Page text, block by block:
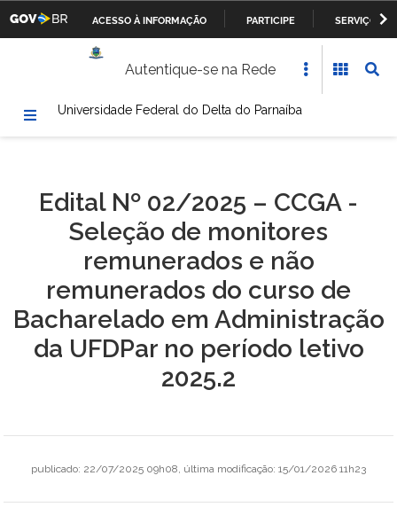
PARA
CONTEÚDO
ACESSO À INFORMAÇÃO PARTICIPE
SERVIÇOS
Ministério da Defesa
Ministério da Fazenda
Ministério dos Transportes, Portos e Aviação Civil
Ministério da Agricultura, Pecuária e Abastecimento
Ministério da Educação
Ministério da Saúde
Autentique-se na Rede
Universidade Federal do Delta do Parnaíba
Edital Nº 02/2025 – CCGA -
Seleção de monitores
remunerados e não
remunerados do curso de
Bacharelado em Administração
da UFDPar no período letivo
2025.2
publicado: 22/07/2025 09h08, última modificação: 15/01/2026 11h23